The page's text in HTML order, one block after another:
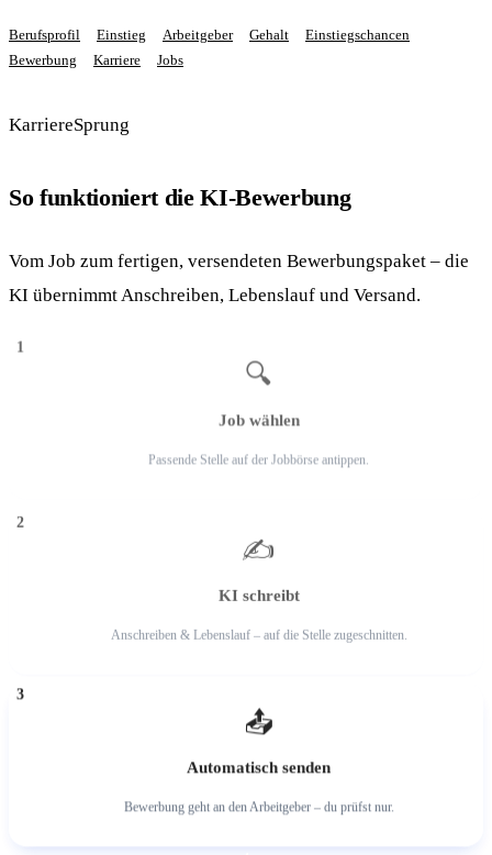
Berufsprofil Einstieg Arbeitgeber Gehalt
Einstiegschancen
Bewerbung
Karriere Jobs
KarriereSprung
So funktioniert die KI-Bewerbung
Vom Job zum fertigen, versendeten Bewerbungspaket – die
KI übernimmt Anschreiben, Lebenslauf und Versand.
🔍
Job wählen
Passende Stelle auf der Jobbörse antippen.
✍️
KI schreibt
Anschreiben & Lebenslauf – auf die Stelle zugeschnitten.
📤
Automatisch senden
Bewerbung geht an den Arbeitgeber – du prüfst nur.